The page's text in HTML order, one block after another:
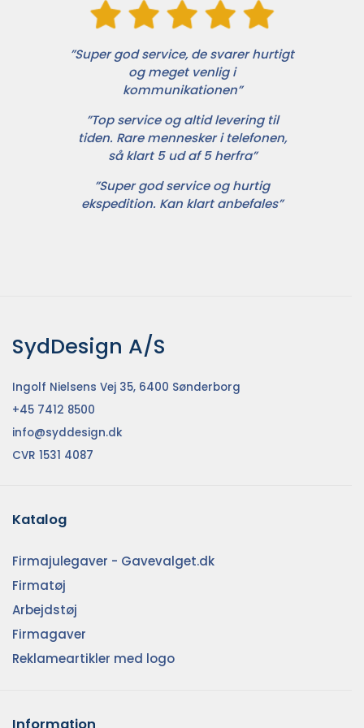
”Super god service, de svarer hurtigt
og meget venlig i
kommunikationen”
”Top service og altid levering til
tiden. Rare mennesker i telefonen,
så klart 5 ud af 5 herfra”
”Super god service og hurtig
ekspedition. Kan klart anbefales”
SydDesign A/S
Ingolf Nielsens Vej 35, 6400 Sønderborg
+45 7412 8500
info@syddesign.dk
CVR 1531 4087
Katalog
Firmajulegaver - Gavevalget.dk
Firmatøj
Arbejdstøj
Firmagaver
Reklameartikler med logo
Information